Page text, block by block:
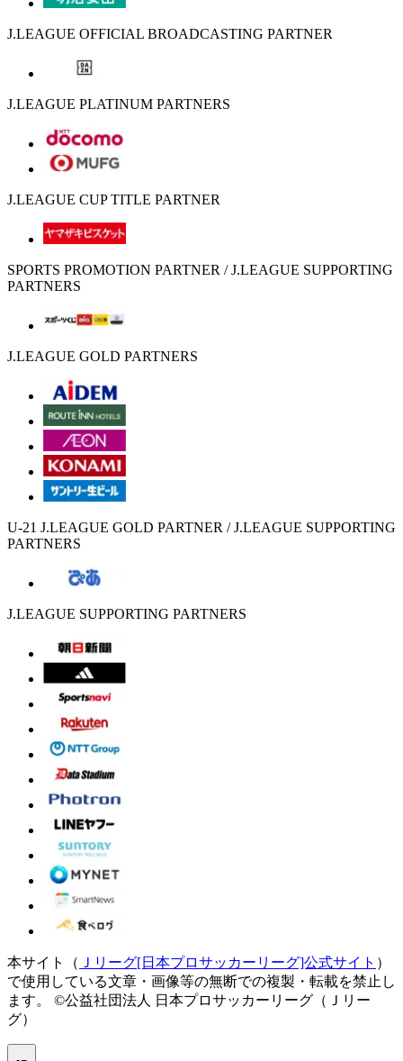
J.LEAGUE OFFICIAL BROADCASTING PARTNER
J.LEAGUE PLATINUM PARTNERS
J.LEAGUE CUP TITLE PARTNER
SPORTS PROMOTION PARTNER / J.LEAGUE SUPPORTING
PARTNERS
J.LEAGUE GOLD PARTNERS
U-21 J.LEAGUE GOLD PARTNER / J.LEAGUE SUPPORTING
PARTNERS
J.LEAGUE SUPPORTING PARTNERS
本サイト（ Ｊリーグ[日本プロサッカーリーグ]公式サイト ）
で使用している文章・画像等の無断での複製・転載を禁止し
ます。
©公益社団法人 日本プロサッカーリーグ（Ｊリー
グ）